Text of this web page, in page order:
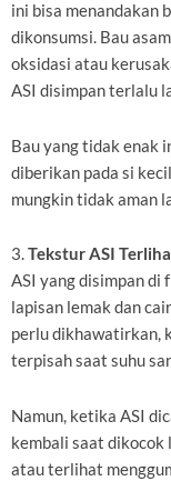
ini bisa menandakan
dikonsumsi. Bau
oksidasi atau
ASI disimpan terlalu
Bau yang tidak enak
diberikan pada si
mungkin tidak aman
3.Tekstur ASI
ASI yang disimpan di
lapisan lemak dan
perlu dikhawatirkan,
terpisah saat suhu
Namun, ketika ASI
kembali saat dikocok
atau terlihat